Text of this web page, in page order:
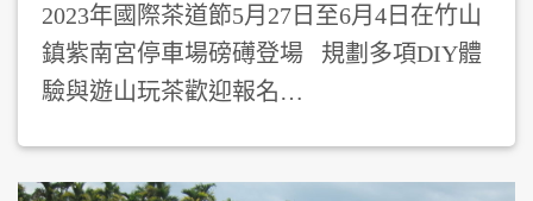
2023年國際茶道節5月27日至6月4日在竹山
鎮紫南宮停車場磅礡登場 規劃多項DIY體
驗與遊山玩茶歡迎報名…